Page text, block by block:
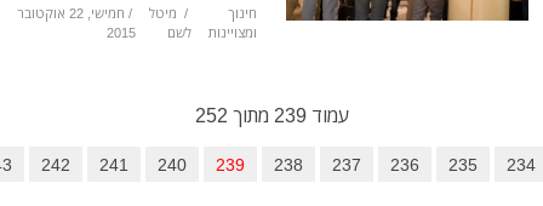
חינוך
/ מיטל
/ חמישי, 22 אוקטובר
2015
סיום